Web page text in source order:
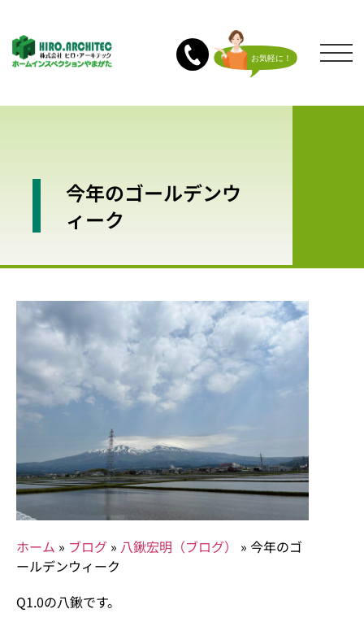
今年のゴールデンウ
ィーク
ホーム » ブログ » 八鍬宏明（ブログ） » 今年のゴ
ールデンウィーク
Q1.0の八鍬です。